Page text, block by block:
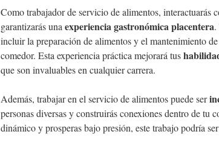
Como trabajador de servicio de alimentos, interactuarás
garantizarás una experiencia gastronómica placentera.
incluir la preparación de alimentos y el mantenimiento
comedor. Esta experiencia práctica mejorará tus
que son invaluables en cualquier carrera.
Además, trabajar en el servicio de alimentos puede ser
personas diversas y construirás conexiones dentro de tu
dinámico y prosperas bajo presión, este trabajo podría